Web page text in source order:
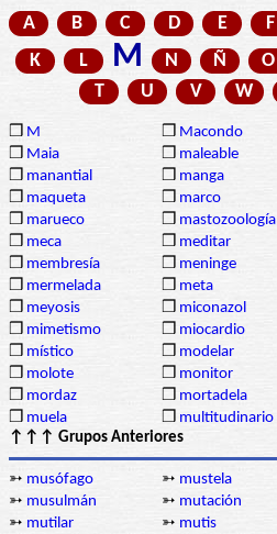
A B C D E F
K
L M N Ñ O
T
U V W
❒ M ❒ Macondo
❒ Maia ❒ maleable
❒ manantial ❒ manga
❒ maqueta ❒ marco
❒ marueco ❒ mastozoología
❒ meca ❒ meditar
❒ membresía ❒ meninge
❒ mermelada ❒ meta
❒ meyosis ❒ miconazol
❒ mimetismo ❒ miocardio
❒ místico ❒ modelar
❒ molote ❒ monitor
❒ mordaz ❒ mortadela
❒ muela ❒ multitudinario
↑↑↑ Grupos Anteriores
➳ musófago ➳ mustela
➳ musulmán ➳ mutación
➳ mutilar ➳ mutis